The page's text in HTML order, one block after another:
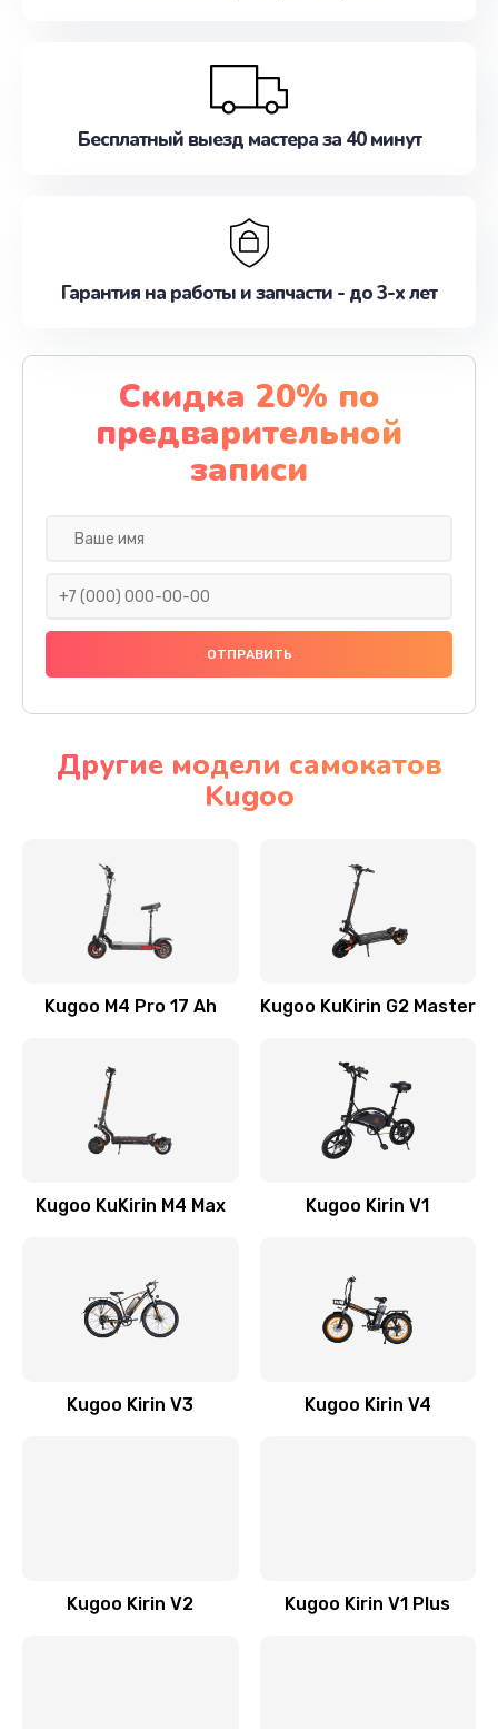
Бесплатный выезд мастера за 40 минут
Гарантия на работы и запчасти - до 3-х лет
Скидка 20% по
предварительной
записи
Другие модели самокатов
Kugoo
Kugoo M4 Pro 17 Ah Kugoo KuKirin G2 Master
Kugoo KuKirin M4 Max Kugoo Kirin V1
Kugoo Kirin V3 Kugoo Kirin V4
Kugoo Kirin V2 Kugoo Kirin V1 Plus